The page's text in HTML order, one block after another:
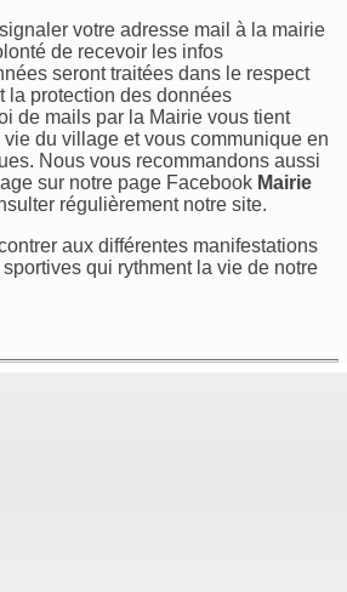
votre adresse mail à la mairie
de recevoir les infos
seront traitées dans le respect
la protection des données
de mails par la Mairie vous tient
du village et vous communique en
Nous vous recommandons aussi
sur notre page Facebook Mairie
régulièrement notre site.
aux différentes manifestations
qui rythment la vie de notre